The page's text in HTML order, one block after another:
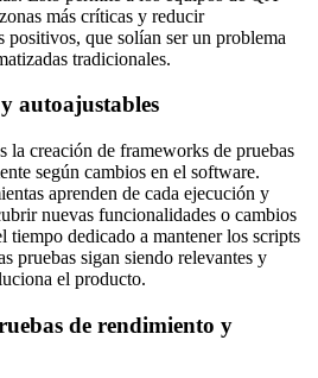
más críticas y reducir
positivos, que solían ser un problema
tradicionales.
autoajustables
la creación de frameworks de pruebas
según cambios en el software.
aprenden de cada ejecución y
nuevas funcionalidades o cambios
tiempo dedicado a mantener los scripts
pruebas sigan siendo relevantes y
el producto.
de rendimiento y